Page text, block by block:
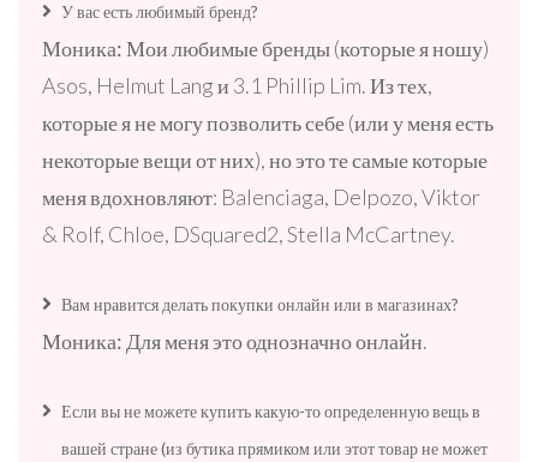
У вас есть любимый бренд?
Моника:Мои любимые бренды (которые я ношу)
Asos, Helmut Lang и 3.1 Phillip Lim. Из тех,
которые я не могу позволить себе (или у меня есть
некоторые вещи от них), но это те самые которые
меня вдохновляют: Balenciaga, Delpozo, Viktor
& Rolf, Chloe, DSquared2, Stella McCartney.
Вам нравится делать покупки онлайн или в магазинах?
Моника: Для меня это однозначно онлайн.
Если вы не можете купить какую-то определенную вещь в
вашей стране (из бутикапрямикомили этот товар не может